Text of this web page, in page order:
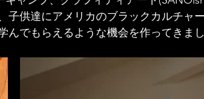
子供達にアメリカのブラックカルチャ
でもらえるような機会を作ってきまし